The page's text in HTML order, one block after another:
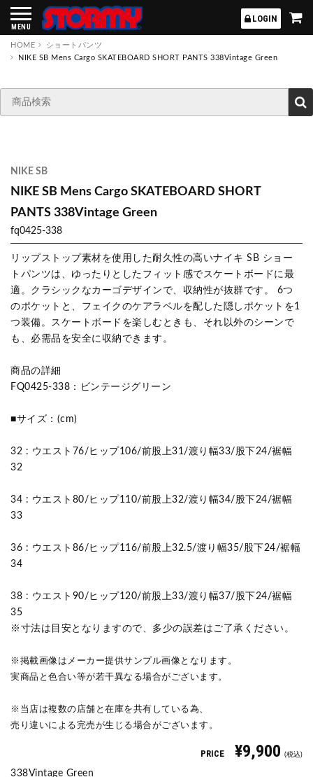
MENU
LOGIN
HOME
ショートパンツ
NIKE SB Mens Cargo SKATEBOARD SHORT PANTS 338Vintage Green
NIKE SB
NIKE SB Mens Cargo SKATEBOARD SHORT
PANTS 338Vintage Green
fq0425-338
リップストップ素材を使用した耐久性の高いナイキ SB ショー
トパンツは、ゆったりとしたフィット感でスケートボードに最
適。クラシックなカーゴデザインで、収納性が抜群です。 6つ
のポケットと、フェイクのケアラベルを配した隠しポケットを1
つ装備。スケートボードを楽しむときも、それ以外のシーンで
も、必需品を安全に収納できます。
商品の詳細
FQ0425-338：ビンテージグリーン
■サイズ：(cm)
32 : ウエスト76/ヒップ106/前股上31/渡り幅33/股下24/裾幅
32
34 : ウエスト80/ヒップ110/前股上32/渡り幅34/股下24/裾幅
33
36 : ウエスト86/ヒップ116/前股上32.5/渡り幅35/股下24/裾幅
34
38 : ウエスト90/ヒップ120/前股上33/渡り幅37/股下24/裾幅
35
※寸法は目安となりますので、多少の誤差はご了承ください。
※掲載画像はメーカー提供サンプル画像となります。
実商品と色合い等が若干異なる場合がございます。
※当店は複数の店舗と在庫を共有している為、
売り違いによる完売が生じる場合がございます。
PRICE ¥9,900 (税込)
338Vintage Green